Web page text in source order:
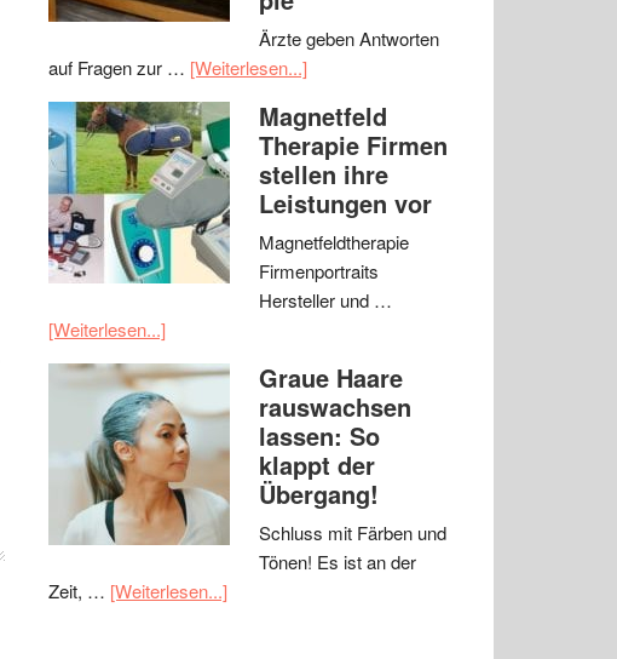
Ärzte geben Antworten
auf Fragen zur … [Weiterlesen...]
Magnetfeld
Therapie Firmen
stellen ihre
Leistungen vor
Magnetfeldtherapie
Firmenportraits
Hersteller und …
[Weiterlesen...]
Graue Haare
rauswachsen
lassen: So
klappt der
Übergang!
Schluss mit Färben und
Tönen! Es ist an der
Zeit, … [Weiterlesen...]